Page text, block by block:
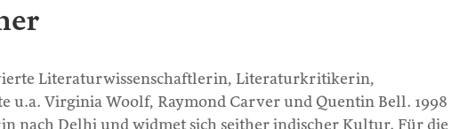
Literaturwissenschaftlerin, Literaturkritikerin,
u.a. Virginia Woolf, Raymond Carver und Quentin Bell. 1998
nach Delhi und widmet sich seither indischer Kultur. Für die